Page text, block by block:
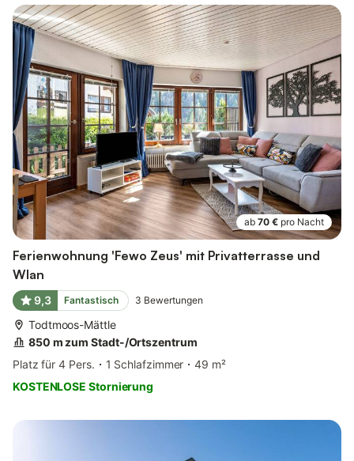
ab 70 € pro Nacht
Ferienwohnung 'Fewo Zeus' mit Privatterrasse und
Wlan
9,3 Fantastisch 3 Bewertungen
Todtmoos-Mättle
850 m zum Stadt-/Ortszentrum
Platz für 4 Pers.
1 Schlafzimmer
49 m²
KOSTENLOSE Stornierung